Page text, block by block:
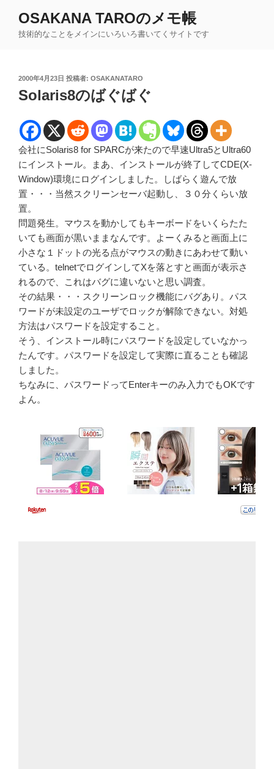
OSAKANA TAROのメモ帳
技術的なことをメインにいろいろ書いてくサイトです
投
稿
日:
2000年4月23日 投稿者: OSAKANATARO
Solaris8のばぐばぐ
会社にSolaris8 for SPARCが来たので早速Ultra5とUltra60
にインストール。まあ、インストールが終了してCDE(X-
Window)環境にログインしました。しばらく遊んで放
置・・・当然スクリーンセーバ起動し、３０分くらい放
置。
問題発生。マウスを動かしてもキーボードをいくらたた
いても画面が黒いままなんです。よーくみると画面上に
小さな１ドットの光る点がマウスの動きにあわせて動い
ている。telnetでログインしてXを落とすと画面が表示さ
れるので、これはバグに違いないと思い調査。
その結果・・・スクリーンロック機能にバグあり。パス
ワードが未設定のユーザでロックが解除できない。対処
方法はパスワードを設定すること。
そう、インストール時にパスワードを設定していなかっ
たんです。パスワードを設定して実際に直ることも確認
しました。
ちなみに、パスワードってEnterキーのみ入力でもOKです
よん。